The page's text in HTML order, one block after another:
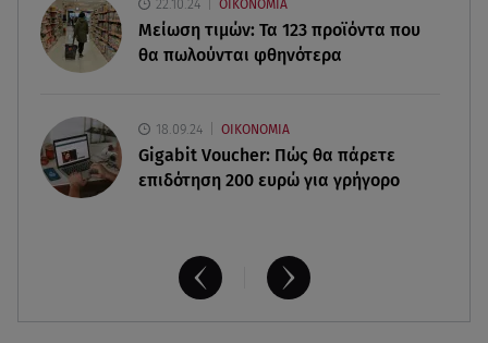
πιθανόν από πυροβολισμό
22.10.24 ΟΙΚΟΝΟΜΙΑ
Μείωση τιμών: Τα 123 προϊόντα που
θα πωλούνται φθηνότερα
18.09.24 ΟΙΚΟΝΟΜΙΑ
Gigabit Voucher: Πώς θα πάρετε
επιδότηση 200 ευρώ για γρήγορο